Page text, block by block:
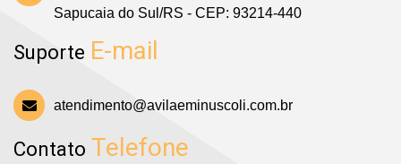
Sapucaia do Sul/RS - CEP: 93214-440
Suporte E-mail
atendimento@avilaeminuscoli.com.br
Contato Telefone